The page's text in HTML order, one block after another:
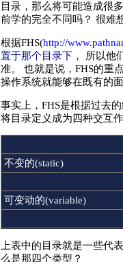
目录，那么将可能造成很
前学的完全不同吗？ 很难
根据FHS(http://
置于那个目录下 ， 所以他
准。 也就是说，FHS的重
操作系统就能够在既有的
事实上，FHS是根据过去
将目录定义成为四种交互
不变的(static)
可变动的(variable)
上表中的目录就是一些代
么是那四个类型？